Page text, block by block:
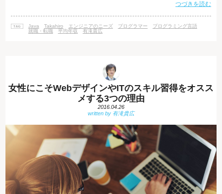
アプリ開発や、Webサイトの設計・管理までを幅広く手掛けるエンジニア
発から、Webサイトをサポートする業務までさまざまな仕事があります。
なかでも特に必要とされ、求職者側からすると持っておくと心強いスキル
つづきを読む
Java Takahiro エンジニアのニーズ プログラマー
プログラミング言語
就職・転職
平均年収 有滝貴広
女性にこそWebデザインやITのスキル習得をオスス
メする3つの理由
2016.04.26